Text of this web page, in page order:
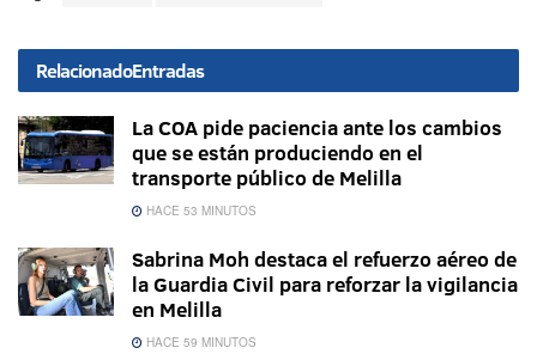
RelacionadoEntradas
La COA pide paciencia ante los cambios
que se están produciendo en el
transporte público de Melilla
HACE 53 MINUTOS
Sabrina Moh destaca el refuerzo aéreo de
la Guardia Civil para reforzar la vigilancia
en Melilla
HACE 59 MINUTOS